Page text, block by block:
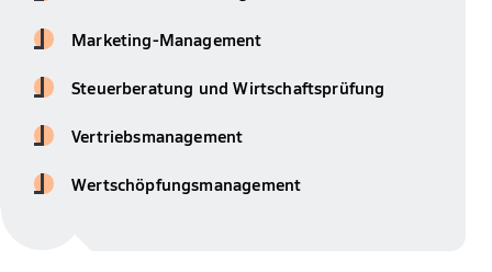
Marketing-Management
Steuerberatung und Wirtschaftsprüfung
Vertriebsmanagement
Wertschöpfungsmanagement